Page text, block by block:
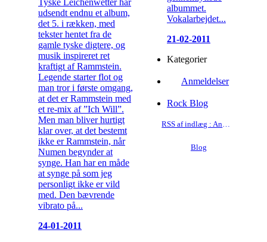
Tyske Leichenwetter har
udsendt endnu et album,
det 5. i rækken, med
tekster hentet fra de
gamle tyske digtere, og
musik inspireret ret
kraftigt af Rammstein.
Legende starter flot og
man tror i første omgang,
at det er Rammstein med
et re-mix af ”Ich Will”.
Men man bliver hurtigt
klar over, at det bestemt
ikke er Rammstein, når
Numen begynder at
synge. Han har en måde
at synge på som jeg
personligt ikke er vild
med. Den bævrende
vibrato på...
24-01-2011
albummet.
Vokalarbejdet...
21-02-2011
Kategorier
Anmeldelser
Rock Blog
RSS af indlæg : Anmeldelser
Blog